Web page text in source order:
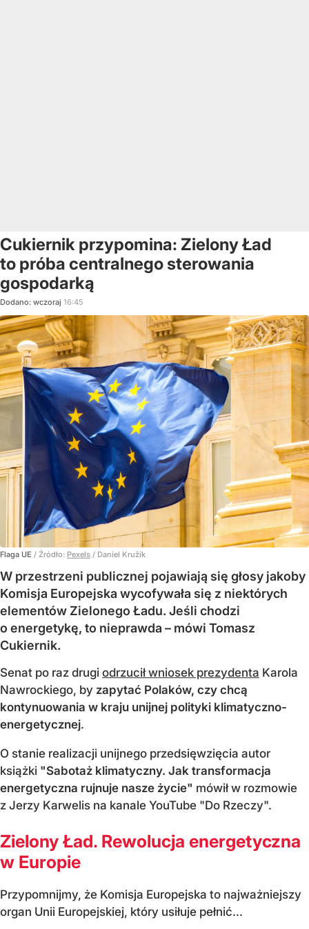
Cukiernik przypomina: Zielony Ład
to próba centralnego sterowania
gospodarką
Dodano: wczoraj 16:45
Flaga UE / Źródło: Pexels / Daniel Kružík
W przestrzeni publicznej pojawiają się głosy jakoby
Komisja Europejska wycofywała się z niektórych
elementów Zielonego Ładu. Jeśli chodzi
o energetykę, to nieprawda – mówi Tomasz
Cukiernik.
Senat po raz drugi odrzucił wniosek prezydenta Karola
Nawrockiego, by zapytać Polaków, czy chcą
kontynuowania w kraju unijnej polityki klimatyczno-
energetycznej.
O stanie realizacji unijnego przedsięwzięcia autor
książki "Sabotaż klimatyczny. Jak transformacja
energetyczna rujnuje nasze życie" mówił w rozmowie
z Jerzy Karwelis na kanale YouTube "Do Rzeczy".
Zielony Ład. Rewolucja energetyczna
w Europie
Przypomnijmy, że Komisja Europejska to najważniejszy
organ Unii Europejskiej, który usiłuje pełnić...